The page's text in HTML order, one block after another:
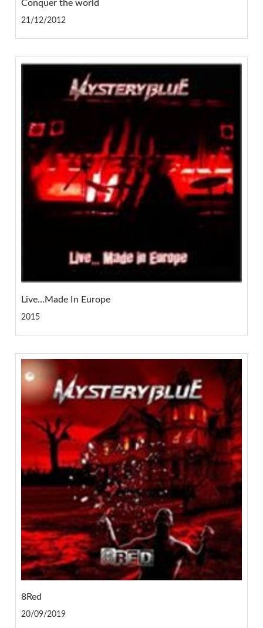
Conquer the world
21/12/2012
Live...Made In Europe
2015
8Red
20/09/2019